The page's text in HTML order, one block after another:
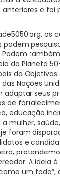
e foi
os
podem
Podem
do Planeta
da
Nações
adaptar seus
de
educação
mulher,
foram
e
A ideia
um todo”,